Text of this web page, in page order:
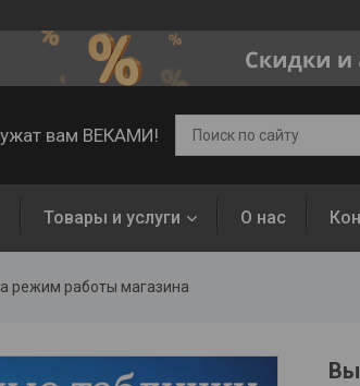
вам ВЕКАМИ!
Товары и услуги О нас
режим работы магазина